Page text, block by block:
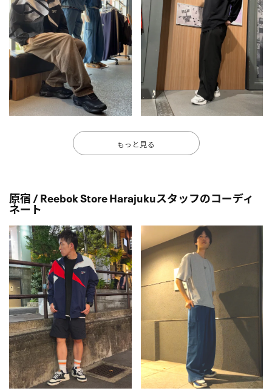
もっと見る
原宿 / Reebok Store Harajukuスタッフのコーディ
ネート